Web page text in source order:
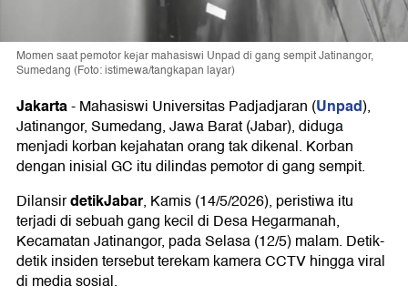
Momen saat pemotor kejar mahasiswi Unpad di gang sempit Jatinangor,
Sumedang (Foto: istimewa/tangkapan layar)
Jakarta-Mahasiswi Universitas Padjadjaran (Unpad),
Jatinangor, Sumedang, Jawa Barat (Jabar), diduga
menjadi korban kejahatan orang tak dikenal. Korban
dengan inisial GC itu dilindas pemotor di gang sempit.
DilansirdetikJabar, Kamis (14/5/2026), peristiwa itu
terjadi di sebuah gang kecil di Desa Hegarmanah,
Kecamatan Jatinangor, pada Selasa (12/5) malam. Detik-
detik insiden tersebut terekam kamera CCTV hingga viral
di media sosial.